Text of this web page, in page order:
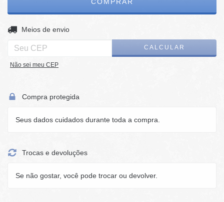
Entregas para o CEP:
Meios de envio
CALCULAR
Não sei meu CEP
Compra protegida
Seus dados cuidados durante toda a compra.
Trocas e devoluções
Se não gostar, você pode trocar ou devolver.